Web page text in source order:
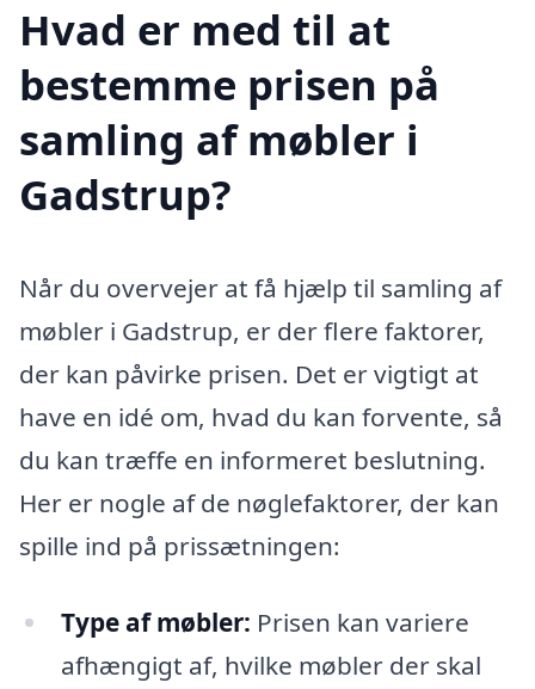
Hvad er med til at
bestemme prisen på
samling af møbler i
Gadstrup?
Når du overvejer at få hjælp til samling af
møbler i Gadstrup, er der flere faktorer,
der kan påvirke prisen. Det er vigtigt at
have en idé om, hvad du kan forvente, så
du kan træffe en informeret beslutning.
Her er nogle af de nøglefaktorer, der kan
spille ind på prissætningen:
Type af møbler: Prisen kan variere
afhængigt af, hvilke møbler der skal